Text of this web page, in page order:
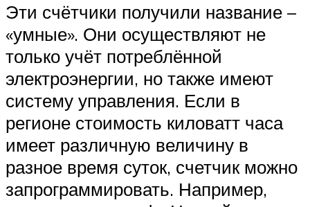
Эти счётчики получили название –
«умные». Они осуществляют не
только учёт потреблённой
электроэнергии, но также имеют
систему управления. Если в
регионе стоимость киловатт часа
имеет различную величину в
разное время суток, счетчик можно
запрограммировать. Например,